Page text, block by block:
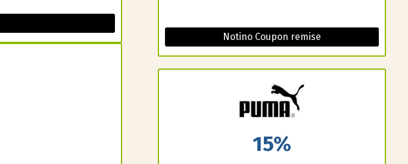
Notino Coupon remise
15%